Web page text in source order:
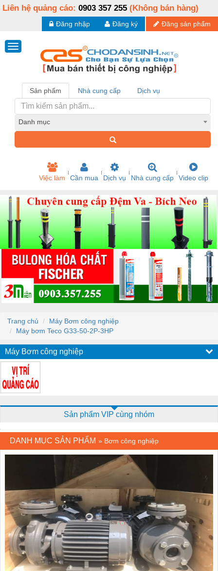
Liên hệ quảng cáo: 0903 357 255 (Không bán hàng)
Đăng sản phẩm
Đăng ký
Đăng nhập
Sản phẩm Nhà cung cấp Dịch vụ
Danh mục
Việc làm Cần mua Dịch vụ Nhà cung cấp Video clip
Trang chủ
Máy Bơm công nghiệp
Máy bơm Teco G33-50-2P-3HP
Máy Bơm công nghiệp
Sản phẩm VIP cùng nhóm
DANH MỤC SẢN PHẨM » Bơm công nghiệp